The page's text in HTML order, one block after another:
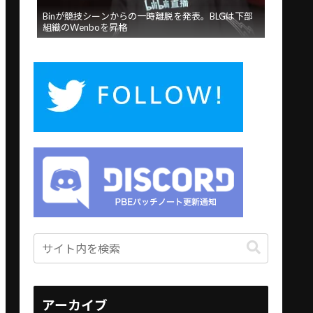
Binが競技シーンからの一時離脱を発表。BLGは下部
組織のWenboを昇格
アーカイブ